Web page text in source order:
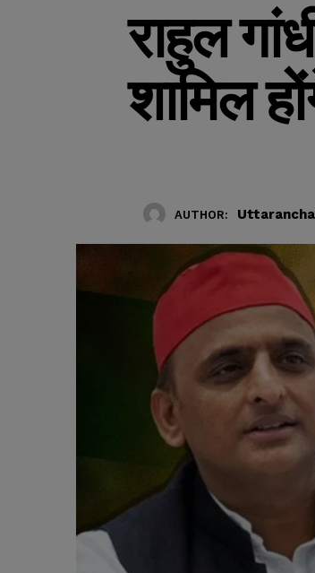
राहुल
शामिल
AUTHOR: